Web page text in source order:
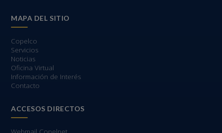
MAPA DEL SITIO
Copelco
Servicios
Noticias
Oficina Virtual
Información de Interés
Contacto
ACCESOS DIRECTOS